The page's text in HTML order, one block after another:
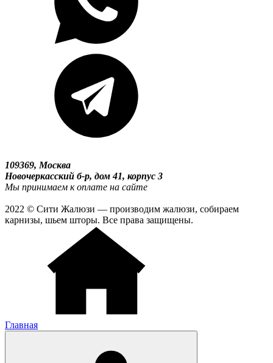
109369, Москва
Новочеркасский б-р, дом 41, корпус 3
Мы принимаем к оплате на сайте
2022 © Сити Жалюзи — производим жалюзи, собираем
карнизы, шьем шторы. Все права защищены.
Главная